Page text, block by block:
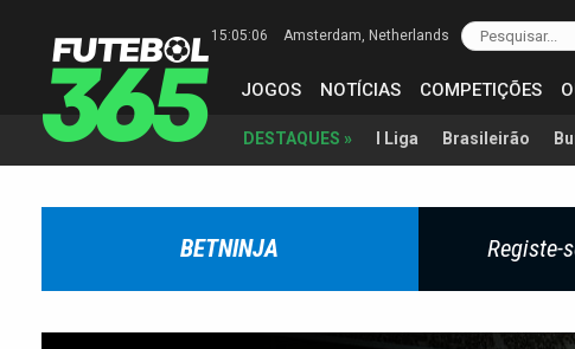
15:05:07 Amsterdam, Netherlands
JOGOS NOTÍCIAS COMPETIÇÕES
DESTAQUES » I Liga Brasileirão
BETNINJA Registe-